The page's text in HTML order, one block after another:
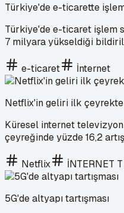
Türkiye'de e-ticarette işlem
Türkiye'de e-ticaret işlem
7 milyara yükseldiği
e-ticaret İnternet
Netflix'in geliri ilk çeyrekte
Küresel internet
çeyreğinde yüzde 16,2
Netflix İNTERNET
5G'de altyapı tartışması